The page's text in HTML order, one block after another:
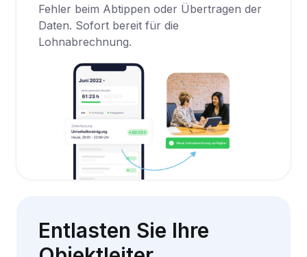
Fehler beim Abtippen oder Übertragen der
Daten. Sofort bereit für die
Lohnabrechnung.
Entlasten Sie Ihre